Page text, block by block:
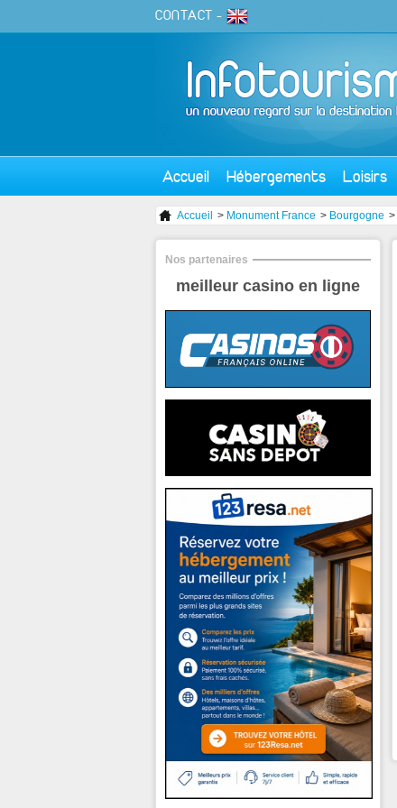
CONTACT -
Accueil Hébergements Loisirs
Accueil > Monument France > Bourgogne >
Nos partenaires
meilleur casino en ligne